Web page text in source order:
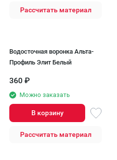
Рассчитать материал
Водосточная воронка Альта-
Профиль Элит Белый
360 ₽
Можно заказать
В корзину
Рассчитать материал